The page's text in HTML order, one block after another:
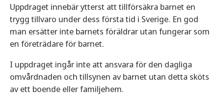
Uppdraget innebär ytterst att tillförsäkra barnet en
trygg tillvaro under dess första tid i Sverige. En god
man ersätter inte barnets föräldrar utan fungerar som
en företrädare för barnet.
I uppdraget ingår inte att ansvara för den dagliga
omvårdnaden och tillsynen av barnet utan detta sköts
av ett boende eller familjehem.